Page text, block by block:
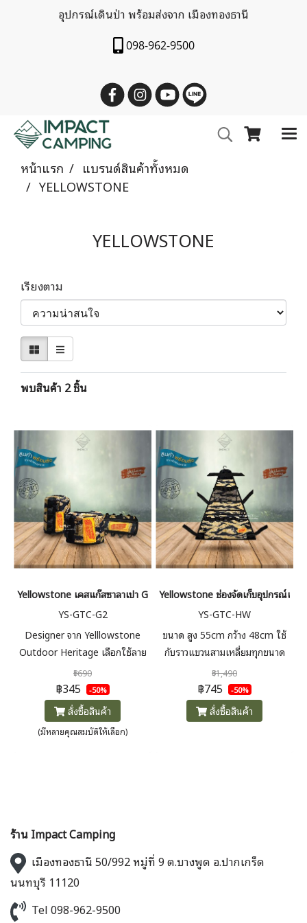
อุปกรณ์เดินป่า พร้อมส่งจาก เมืองทองธานี
098-962-9500
หน้าแรก
แบรนด์สินค้าทั้งหมด
YELLOWSTONE
YELLOWSTONE
เรียงตาม
พบสินค้า 2 ชิ้น
Yellowstone เคสแก๊สซาลาเปา Golden Tiger Camo
YS-GTC-G2
Designer จาก Yelllowstone
Outdoor Heritage เลือกใช้ลาย
คลาสสิค Golden Tiger Camo
มาทำเป็นเคสแก๊สซาลาเปาให้ดูน่า
ใช้ น่าสะสม เป็นสายแคมป์เปอร์ตัว
จริง
฿690
฿345 -50%
สั่งซื้อสินค้า
(มีหลายคุณสมบัติให้เลือก)
Yellowstone ช่องจัดเก็บอุปกรณ์แค
YS-GTC-HW
ขนาด สูง 55cm กว้าง 48cm ใช้
กับราวแขวนสามเหลี่ยมทุกขนาด
ช่วยยึดให้ราวมั่นคงมากขึ้นและยัง
จัดเก็บของได้เรียบร้อย หยิบใช้
งานได้ง่าย
฿1,490
฿745 -50%
สั่งซื้อสินค้า
ร้าน Impact Camping
เมืองทองธานี 50/992 หมู่ที่ 9 ต.บางพูด อ.ปากเกร็ด
นนทบุรี 11120
Tel 098-962-9500